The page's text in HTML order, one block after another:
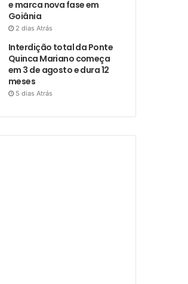
e marca nova fase em
Goiânia
2 dias Atrás
Interdição total da Ponte
Quinca Mariano começa
em 3 de agosto e dura 12
meses
5 dias Atrás